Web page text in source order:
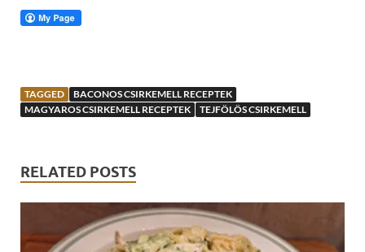
TAGGED
BACONOS CSIRKEMELL RECEPTEK
MAGYAROS CSIRKEMELL RECEPTEK
TEJFÖLÖS CSIRKEMELL
RELATED POSTS